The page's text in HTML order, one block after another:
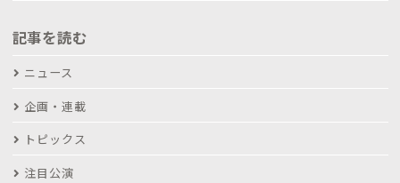
記事を読む
ニュース
企画・連載
トピックス
注目公演